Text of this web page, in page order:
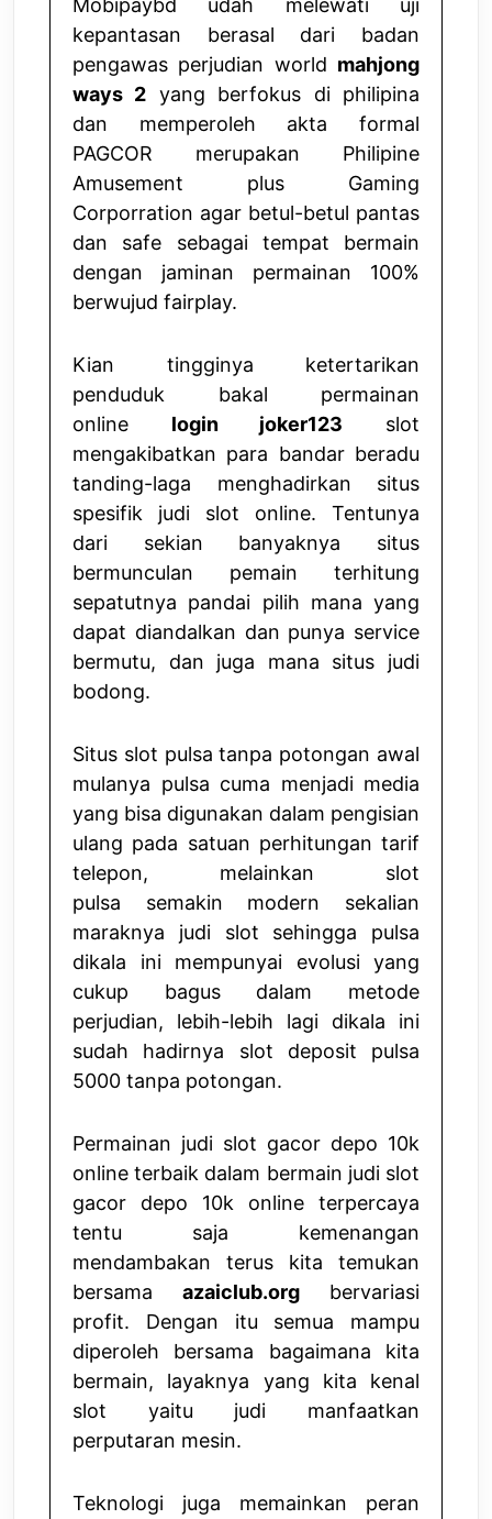
Mobipaybd udah melewati uji
kepantasan berasal dari badan
pengawas perjudian world mahjong
ways 2 yang berfokus di philipina
dan memperoleh akta formal
PAGCOR merupakan Philipine
Amusement plus Gaming
Corporration agar betul-betul pantas
dan safe sebagai tempat bermain
dengan jaminan permainan 100%
berwujud fairplay.
Kian tingginya ketertarikan
penduduk bakal permainan
online login joker123 slot
mengakibatkan para bandar beradu
tanding-laga menghadirkan situs
spesifik judi slot online. Tentunya
dari sekian banyaknya situs
bermunculan pemain terhitung
sepatutnya pandai pilih mana yang
dapat diandalkan dan punya service
bermutu, dan juga mana situs judi
bodong.
Situs slot pulsa tanpa potongan awal
mulanya pulsa cuma menjadi media
yang bisa digunakan dalam pengisian
ulang pada satuan perhitungan tarif
telepon, melainkan slot
pulsa semakin modern sekalian
maraknya judi slot sehingga pulsa
dikala ini mempunyai evolusi yang
cukup bagus dalam metode
perjudian, lebih-lebih lagi dikala ini
sudah hadirnya slot deposit pulsa
5000 tanpa potongan.
Permainan judi slot gacor depo 10k
online terbaik dalam bermain judi slot
gacor depo 10k online terpercaya
tentu saja kemenangan
mendambakan terus kita temukan
bersama azaiclub.org bervariasi
profit. Dengan itu semua mampu
diperoleh bersama bagaimana kita
bermain, layaknya yang kita kenal
slot yaitu judi manfaatkan
perputaran mesin.
Teknologi juga memainkan peran